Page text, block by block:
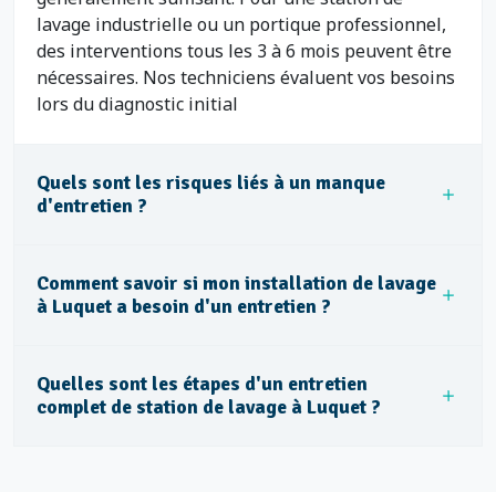
lavage industrielle ou un portique professionnel,
des interventions tous les 3 à 6 mois peuvent être
nécessaires. Nos techniciens évaluent vos besoins
lors du diagnostic initial
Quels sont les risques liés à un manque
d'entretien ?
Comment savoir si mon installation de lavage
à Luquet a besoin d'un entretien ?
Quelles sont les étapes d'un entretien
complet de station de lavage à Luquet ?